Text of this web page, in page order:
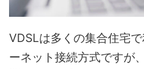
VDSLは多くの集合住宅
ーネット接続方式ですが、